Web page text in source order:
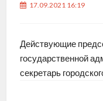
17.09.2021 16:19
Действующие
государственной
секретарь